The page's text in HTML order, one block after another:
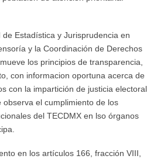
Estadística y Jurisprudencia en
y la Coordinación de Derechos
los principios de transparencia,
con informacion oportuna acerca de
con la impartición de justicia electoral
observa el cumplimiento de los
del TECDMX en lso órganos
en los artículos 166, fracción VIII,